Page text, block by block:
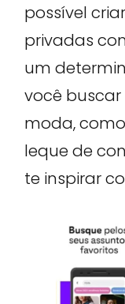
possível
privadas
um
você
moda, como
leque de
te inspirar